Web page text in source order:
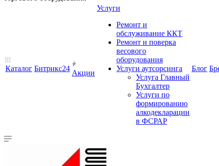
Каталог Битрикс24
Акции
Услуги
Ремонт и
обслуживание ККТ
Ремонт и поверка
весового
оборудования
Услуги аутсорсинга
Услуга Главный
Бухгалтер
Услуги по
формированию
алкодекларации
в ФСРАР
Блог